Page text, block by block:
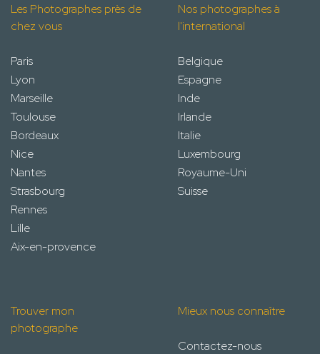
Les Photographes près de
chez vous
Paris
Lyon
Marseille
Toulouse
Bordeaux
Nice
Nantes
Strasbourg
Rennes
Lille
Aix-en-provence
Nos photographes à
l'international
Belgique
Espagne
Inde
Irlande
Italie
Luxembourg
Royaume-Uni
Suisse
Trouver mon
photographe
Mieux nous connaître
Contactez-nous